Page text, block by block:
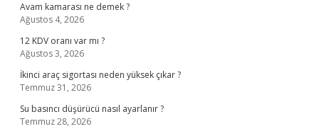
Avam kamarası ne demek ?
Ağustos 4, 2026
12 KDV oranı var mı ?
Ağustos 3, 2026
İkinci araç sigortası neden yüksek çıkar ?
Temmuz 31, 2026
Su basıncı düşürücü nasıl ayarlanır ?
Temmuz 28, 2026